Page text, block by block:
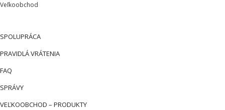
Veľkoobchod
SPOLUPRÁCA
PRAVIDLÁ VRÁTENIA
FAQ
SPRÁVY
VEĽKOOBCHOD – PRODUKTY